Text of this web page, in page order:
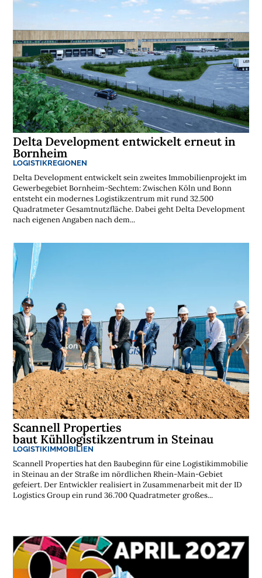
Delta Development entwickelt erneut in
Bornheim
LOGISTIKREGIONEN
Delta Development entwickelt sein zweites Immobilienprojekt im
Gewerbegebiet Bornheim-Sechtem: Zwischen Köln und Bonn
entsteht ein modernes Logistikzentrum mit rund 32.500
Quadratmeter Gesamtnutzfläche. Dabei geht Delta Development
nach eigenen Angaben nach dem...
Scannell Properties
baut Kühllogistikzentrum in Steinau
LOGISTIKIMMOBILIEN
Scannell Properties hat den Baubeginn für eine Logistikimmobilie
in Steinau an der Straße im nördlichen Rhein-Main-Gebiet
gefeiert. Der Entwickler realisiert in Zusammenarbeit mit der ID
Logistics Group ein rund 36.700 Quadratmeter großes...